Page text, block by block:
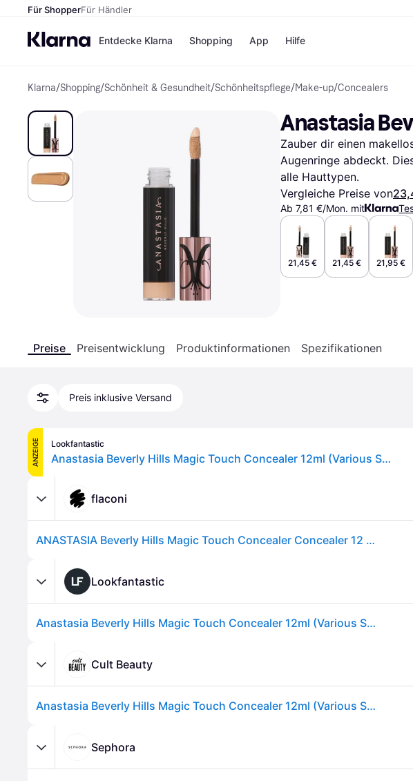
Für ShopperFür Händler
Entdecke Klarna
Zahlungsmethoden
Bezahle in 3
Teilzahlungen
Bezahle in bis zu 30
Shopping und
Shops entdecken
Mitgliedschaft
Freund:innen einladen
Shopping
Shops
eBay
Temu
Samsung
SHEIN
Alle Shops
Shoppe und
Schönheit &
Bekleidung &
Spielzeug &
Möbel & Haushalt
TV & Audio
Sport & Freizeit
Computer
Renovierung &
App Hilfe
Klarna/Shopping/Schönheit & Gesundheit/Schönheitspflege/Make-up/Concealers
Anastasia
Zauber dir einen
Augenringe abdeckt.
alle Hauttypen.
Vergleiche Preise von
Ab 7,81 €/Mon. mit
21,45 € 21,45 € 21,95 €
Preise Preisentwicklung Produktinformationen Spezifikationen
Preis inklusive Versand
ANZEIGE Lookfantastic
Anastasia Beverly Hills Magic Touch Concealer 12ml (Various Shades) - 13
flaconi
ANASTASIA Beverly Hills Magic Touch Concealer Concealer 12 ml 13
Lookfantastic
Anastasia Beverly Hills Magic Touch Concealer 12ml (Various Shades) - 13
Cult Beauty
Anastasia Beverly Hills Magic Touch Concealer 12ml (Various Shades) - 13
Sephora